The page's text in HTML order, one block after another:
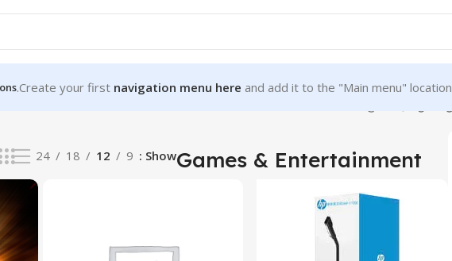
Create your first navigation menu here and add it to the "Main menu" location.
Games & Entertainment
Show
9
12
18
24